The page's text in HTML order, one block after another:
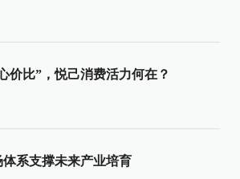
价比”，悦己消费活力何在？
系支撑未来产业培育